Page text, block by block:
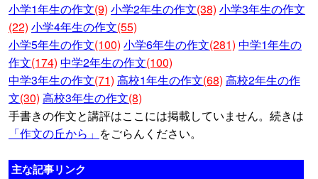
小学1年生の作文(9) 小学2年生の作文(38) 小学3年生の作文
(22) 小学4年生の作文(55)
小学5年生の作文(100) 小学6年生の作文(281) 中学1年生の
作文(174) 中学2年生の作文(100)
中学3年生の作文(71) 高校1年生の作文(68) 高校2年生の作
文(30) 高校3年生の作文(8)
手書きの作文と講評はここには掲載していません。続きは
「作文の丘から」 をごらんください。
主な記事リンク